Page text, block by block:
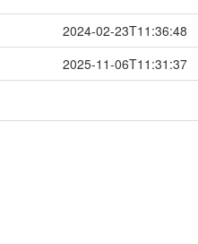
2024-02-23T11:36:48
2025-11-06T11:31:37